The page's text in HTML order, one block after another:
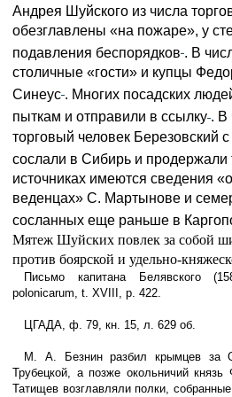
Андрея Шуйского из числа
обезглавлены «на пожаре», у
подавления беспорядков . В
столичные «гости» и купцы
Синеус . Многих посадских
пыткам и отправили в ссылку . В
торговый человек Березовский
сослали в Сибирь и продержали
источниках имеются сведения
веденцах» С. Мартынове и
сосланных еще раньше в
Мятеж Шуйских повлек за собой
против боярской и удельно-
Письмо капитана Белявского
polonicarum, t. XVIII, p. 422.
ЦГАДА, ф. 79, кн. 15, л. 629 об.
М. А. Безнин разбил крымцев за
Трубецкой, а позже окольничий
Татищев возглавляли полки,